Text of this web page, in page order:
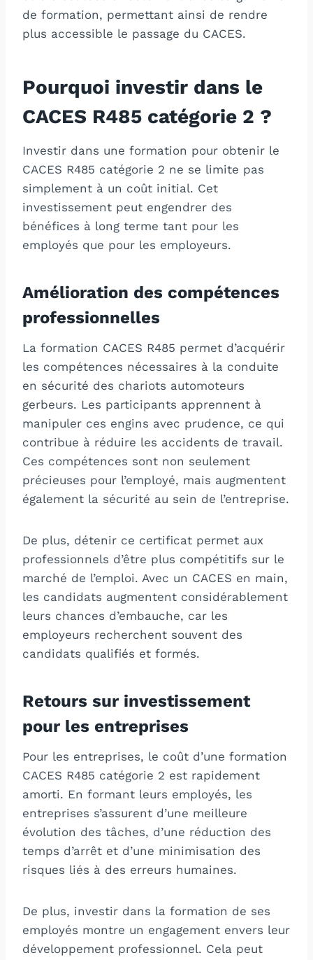
de formation, permettant ainsi de rendre
plus accessible le passage du CACES.
Pourquoi investir dans le
CACES R485 catégorie 2 ?
Investir dans une formation pour obtenir le
CACES R485 catégorie 2 ne se limite pas
simplement à un coût initial. Cet
investissement peut engendrer des
bénéfices à long terme tant pour les
employés que pour les employeurs.
Amélioration des compétences
professionnelles
La formation CACES R485 permet d’acquérir
les compétences nécessaires à la conduite
en sécurité des chariots automoteurs
gerbeurs. Les participants apprennent à
manipuler ces engins avec prudence, ce qui
contribue à réduire les accidents de travail.
Ces compétences sont non seulement
précieuses pour l’employé, mais augmentent
également la sécurité au sein de l’entreprise.
De plus, détenir ce certificat permet aux
professionnels d’être plus compétitifs sur le
marché de l’emploi. Avec un CACES en main,
les candidats augmentent considérablement
leurs chances d’embauche, car les
employeurs recherchent souvent des
candidats qualifiés et formés.
Retours sur investissement
pour les entreprises
Pour les entreprises, le coût d’une formation
CACES R485 catégorie 2 est rapidement
amorti. En formant leurs employés, les
entreprises s’assurent d’une meilleure
évolution des tâches, d’une réduction des
temps d’arrêt et d’une minimisation des
risques liés à des erreurs humaines.
De plus, investir dans la formation de ses
employés montre un engagement envers leur
développement professionnel. Cela peut